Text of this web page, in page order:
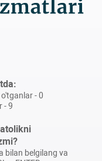
- 0
- 9
bilan belgilang va